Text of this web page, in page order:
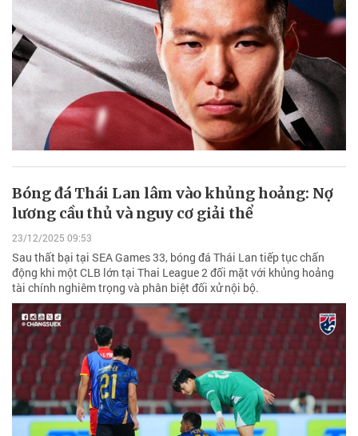
Bóng đá Thái Lan lâm vào khủng hoảng: Nợ
lương cầu thủ và nguy cơ giải thể
23/12/2025 09:53
Sau thất bại tại SEA Games 33, bóng đá Thái Lan tiếp tục chấn
động khi một CLB lớn tại Thai League 2 đối mặt với khủng hoảng
tài chính nghiêm trọng và phân biệt đối xử nội bộ.